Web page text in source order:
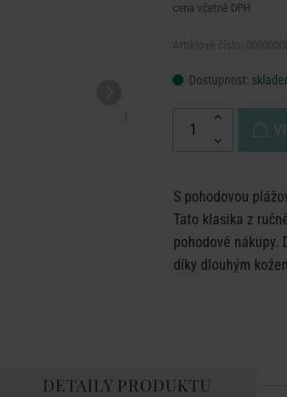
cena včetně DPH
Dostupnost:
S pohodovou
Tato klasika z
pohodové nákupy.
díky dlouhým
DETAILY PRODUKTU